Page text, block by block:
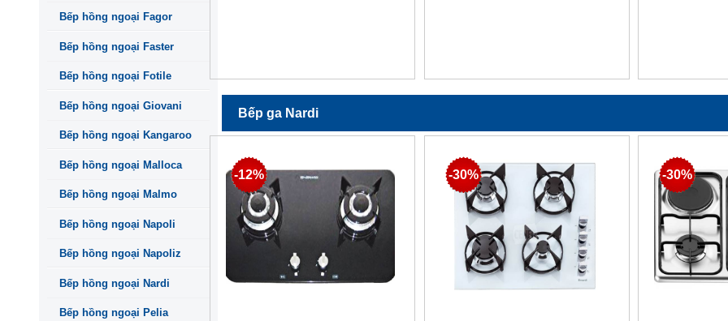
Bếp hồng ngoại Fagor
Bếp hồng ngoại Faster
Bếp hồng ngoại Fotile
Bếp hồng ngoại Giovani
Bếp hồng ngoại Kangaroo
Bếp hồng ngoại Malloca
Bếp hồng ngoại Malmo
Bếp hồng ngoại Napoli
Bếp hồng ngoại Napoliz
Bếp hồng ngoại Nardi
Bếp hồng ngoại Pelia
Bếp ga Nardi
-12% -30% -30%